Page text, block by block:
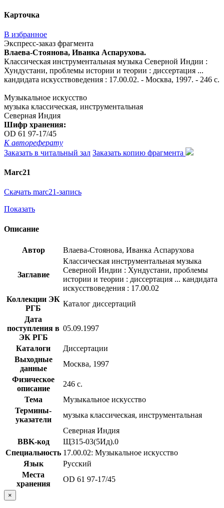
Карточка
В избранное
Экспресс-заказ фрагмента
Влаева-Стоянова, Иванка Аспарухова.
Классическая инструментальная музыка Северной Индии :
Хундустани, проблемы истории и теории : диссертация ...
кандидата искусствоведения : 17.00.02. - Москва, 1997. - 246 с.
Музыкальное искусство
музыка классическая, инструментальная
Северная Индия
Шифр хранения:
OD 61 97-17/45
К автореферату
Заказать в читальный зал Заказать копию фрагмента
Marc21
Скачать marc21-запись
Показать
Описание
Автор Влаева-Стоянова, Иванка Аспарухова
Заглавие
Классическая инструментальная музыка
Северной Индии : Хундустани, проблемы
истории и теории : диссертация ... кандидата
искусствоведения : 17.00.02
Коллекции ЭК
РГБ
Каталог диссертаций
Дата
поступления в
ЭК РГБ
05.09.1997
Каталоги
Диссертации
Выходные
данные
Москва, 1997
Физическое
описание
246 с.
Тема
Музыкальное искусство
Термины-
указатели
музыка классическая, инструментальная
Северная Индия
BBK-код
Щ315-03(5Ид).0
Специальность 17.00.02: Музыкальное искусство
Язык
Русский
Места
хранения
OD 61 97-17/45
×